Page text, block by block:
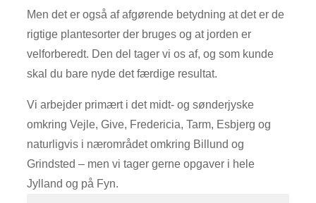
Men det er også af afgørende betydning at det er de
rigtige plantesorter der bruges og at jorden er
velforberedt. Den del tager vi os af, og som kunde
skal du bare nyde det færdige resultat.​
Vi arbejder primært i det midt- og sønderjyske
omkring Vejle, Give, Fredericia, Tarm, Esbjerg og
naturligvis i nærområdet omkring Billund og
Grindsted – men vi tager gerne opgaver i hele
Jylland og på Fyn.